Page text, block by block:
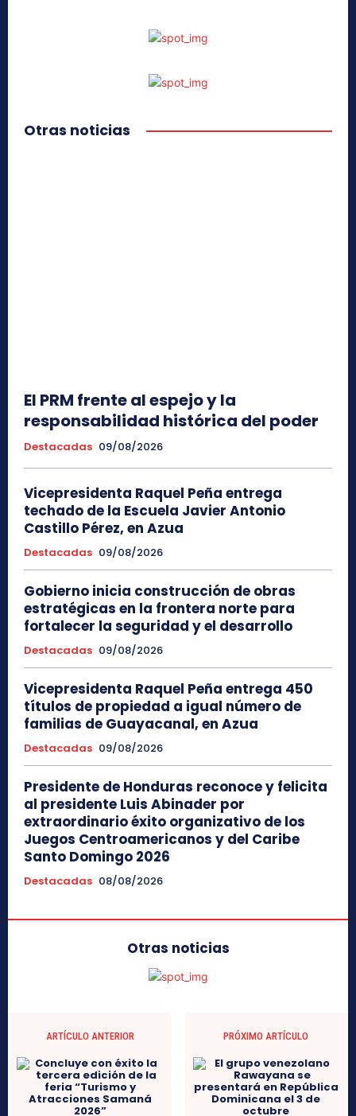
Otras noticias
El PRM frente al espejo y la
responsabilidad histórica del poder
Destacadas 09/08/2026
Vicepresidenta Raquel Peña entrega
techado de la Escuela Javier Antonio
Castillo Pérez, en Azua
Destacadas 09/08/2026
Gobierno inicia construcción de obras
estratégicas en la frontera norte para
fortalecer la seguridad y el desarrollo
Destacadas 09/08/2026
Vicepresidenta Raquel Peña entrega 450
títulos de propiedad a igual número de
familias de Guayacanal, en Azua
Destacadas 09/08/2026
Presidente de Honduras reconoce y felicita
al presidente Luis Abinader por
extraordinario éxito organizativo de los
Juegos Centroamericanos y del Caribe
Santo Domingo 2026
Destacadas 08/08/2026
Otras noticias
ARTÍCULO ANTERIOR PRÓXIMO ARTÍCULO